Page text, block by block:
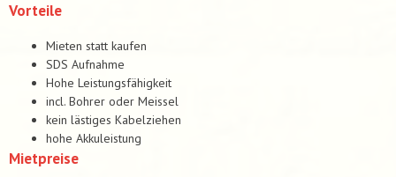
Vorteile
Mieten statt kaufen
SDS Aufnahme
Hohe Leistungsfähigkeit
incl. Bohrer oder Meissel
kein lästiges Kabelziehen
hohe Akkuleistung
Mietpreise